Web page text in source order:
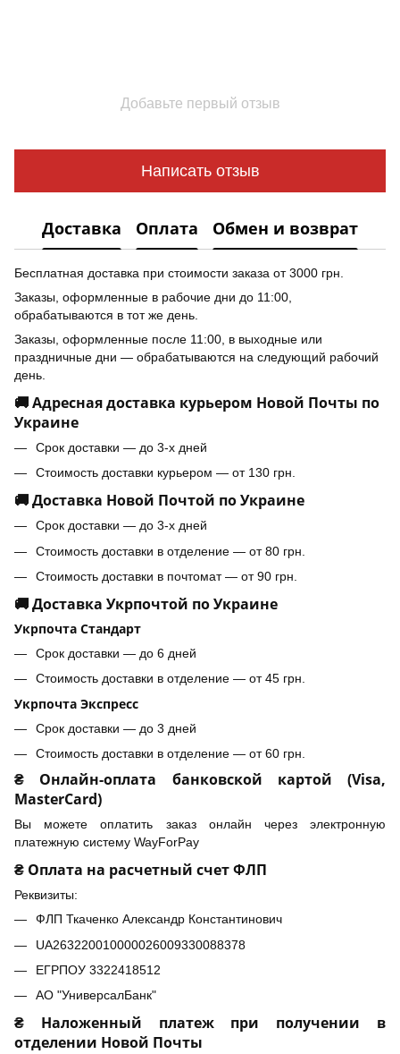
Добавьте первый отзыв
Написать отзыв
Доставка Оплата Обмен и возврат
Бесплатная доставка при стоимости заказа от 3000 грн.
Заказы, оформленные в рабочие дни до 11:00,
обрабатываются в тот же день.
Заказы, оформленные после 11:00, в выходные или
праздничные дни — обрабатываются на следующий рабочий
день.
🚚 Адресная доставка курьером Новой Почты по
Украине
Срок доставки — до 3-х дней
Стоимость доставки курьером — от 130 грн.
🚚 Доставка Новой Почтой по Украине
Срок доставки — до 3-х дней
Стоимость доставки в отделение — от 80 грн.
Стоимость доставки в почтомат — от 90 грн.
🚚 Доставка Укрпочтой по Украине
Укрпочта Стандарт
Срок доставки — до 6 дней
Стоимость доставки в отделение — от 45 грн.
Укрпочта Экспресс
Срок доставки — до 3 дней
Стоимость доставки в отделение — от 60 грн.
₴ Онлайн-оплата банковской картой (Visa,
MasterCard)
Вы можете оплатить заказ онлайн через электронную
платежную систему WayForPay
₴ Оплата на расчетный счет ФЛП
Реквизиты:
ФЛП Ткаченко Александр Константинович
UA263220010000026009330088378
ЕГРПОУ 3322418512
АО "УниверсалБанк"
₴ Наложенный платеж при получении в
отделении Новой Почты